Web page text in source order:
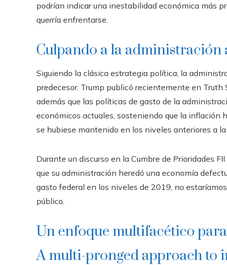
podrían indicar una inestabilidad económica más
querría enfrentarse.
Culpando a la
Siguiendo la clásica estrategia política, la
predecesor. Trump publicó recientemente en Truth
además que las políticas de gasto de la
económicos actuales, sosteniendo que la
se hubiese mantenido en los niveles anteriores a
Durante un discurso en la Cumbre de Prioridades
que su administración heredó una economía
gasto federal en los niveles de 2019, no
público.
Un enfoque multifacético
A multi-pronged approach to